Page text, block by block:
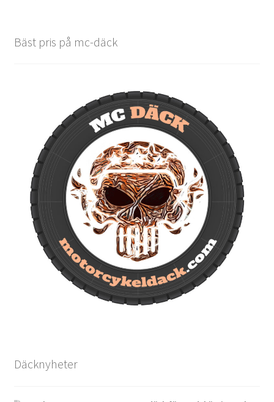
Bäst pris på mc-däck
Däcknyheter